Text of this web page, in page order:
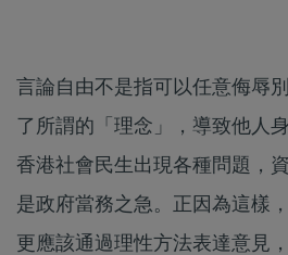
言論自由不是指可以任意侮辱
了所謂的「理念」，導致他人
香港社會民生出現各種問題，
是政府當務之急。正因為這樣
更應該通過理性方法表達意見